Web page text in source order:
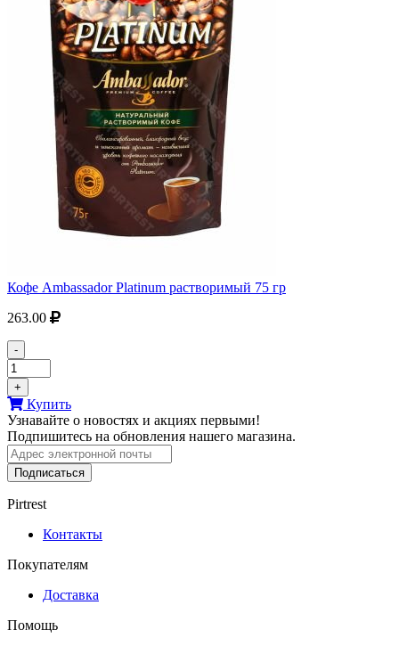
Кофе Ambassador Platinum растворимый 75 гр
263.00
-
+
Купить
Узнавайте о новостях и акциях первыми!
Подпишитесь на обновления нашего магазина.
Подписаться
Pirtrest
Контакты
Покупателям
Доставка
Помощь